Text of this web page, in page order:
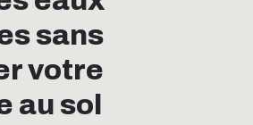
sans
votre
au sol